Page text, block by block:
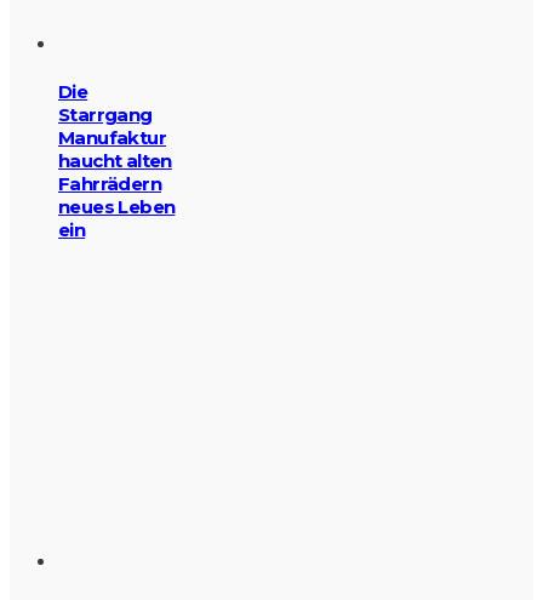
Die
Starrgang
Manufaktur
haucht alten
Fahrrädern
neues Leben
ein